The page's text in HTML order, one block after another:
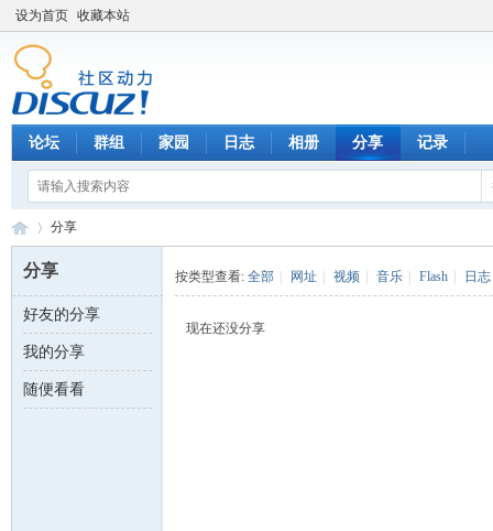
设为首页 收藏本站
论坛 群组 家园 日志 相册 分享 记录
数 ›
分享
分享
好友的分享
我的分享
随便看看
按类型查看: 全部 网址 视频 音乐 Flash 日志
现在还没分享